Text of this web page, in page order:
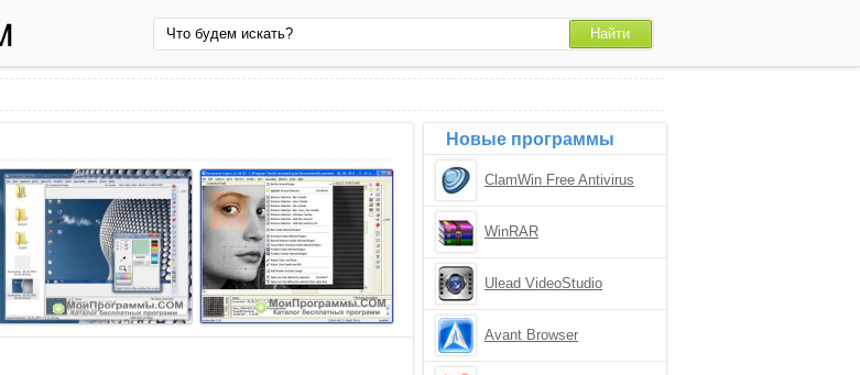
Новые программы
ClamWin Free Antivirus
WinRAR
Ulead VideoStudio
Avant Browser